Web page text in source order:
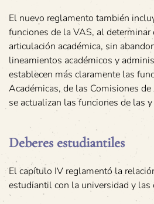
El nuevo reglamento también
funciones de la VAS, al determinar
articulación académica, sin
lineamientos académicos y
establecen más claramente las
Académicas, de las Comisiones
se actualizan las funciones de las
Deberes estudiantiles
El capítulo IV reglamentó la
estudiantil con la universidad y las